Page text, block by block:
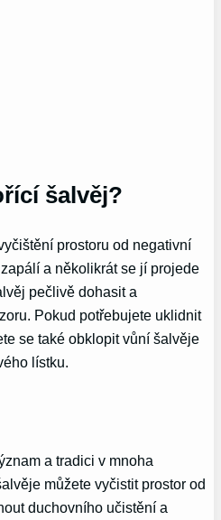
šalvěj?
prostoru od negativní
a několikrát se jí projede
pečlivě dohasit a
Pokud potřebujete uklidnit
se také obklopit vůní šalvěje
lístku.
a tradici v mnoha
můžete vyčistit prostor od
duchovního učistění a